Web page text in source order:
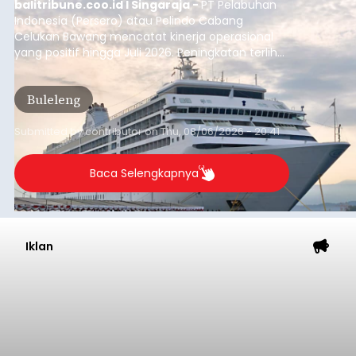
balitribune.coo.id I Singaraja -PT Pelabuhan
Indonesia (Persero) atau Pelindo Cabang
Celukan Bawang mencatat kinerja operasional
yang positif hingga Juli 2026. Peningkatan terlihat
dari arus kapal yang mencapai 1,48 juta Gross
Tonnage (GT), atau tumbuh 12,4 persen
dibandingkan periode yang sama tahun lalu
yang tercatat sebesar 1,32 juta GT.
Buleleng
Submitted bycontributoronThu, 08/06/2026 - 20:41
Baca Selengkapnya
Iklan